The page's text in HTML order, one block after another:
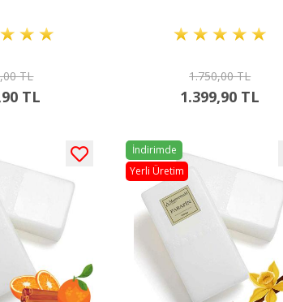
TL
TL
1.750,00 TL
1.399,90 TL
İndirimde
Yerli Üretim